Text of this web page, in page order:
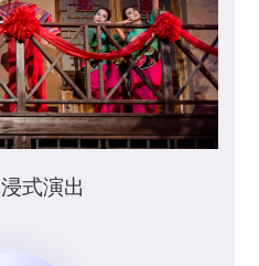
式演出